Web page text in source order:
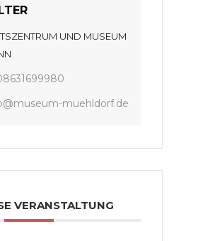
UND MUSEUM
muehldorf.de
VERANSTALTUNG